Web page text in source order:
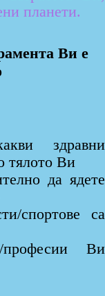
планети.
Ви е
здравни
тялото Ви
да ядете
спортове са
професии Ви